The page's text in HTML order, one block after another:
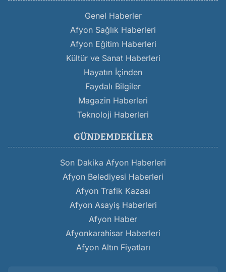
Genel Haberler
Afyon Sağlık Haberleri
Afyon Eğitim Haberleri
Kültür ve Sanat Haberleri
Hayatın İçinden
Faydalı Bilgiler
Magazin Haberleri
Teknoloji Haberleri
GÜNDEMDEKILER
Son Dakika Afyon Haberleri
Afyon Belediyesi Haberleri
Afyon Trafik Kazası
Afyon Asayiş Haberleri
Afyon Haber
Afyonkarahisar Haberleri
Afyon Altın Fiyatları